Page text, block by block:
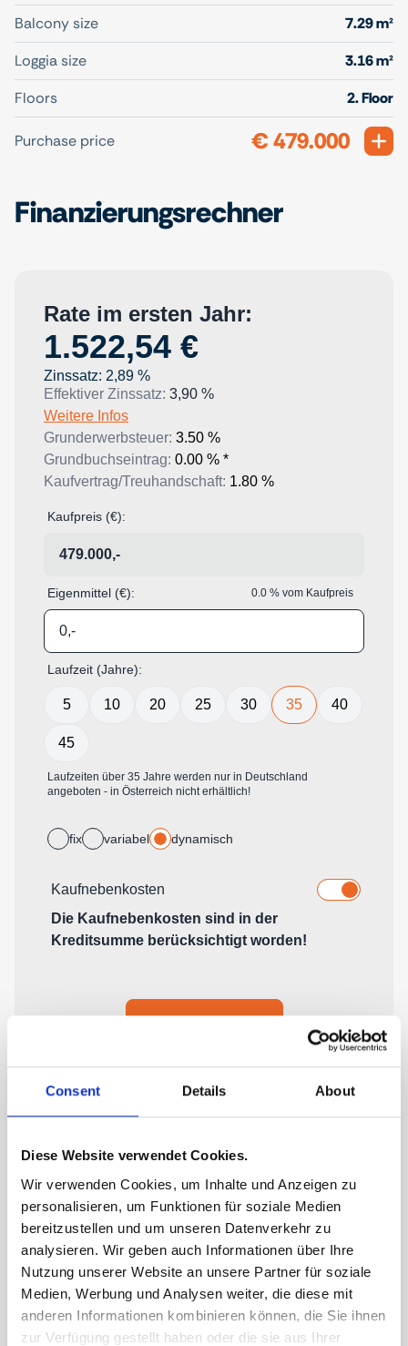
Consent Details About
Diese Website verwendet Cookies.
Wir verwenden Cookies, um Inhalte und Anzeigen zu
personalisieren, um Funktionen für soziale Medien
bereitzustellen und um unseren Datenverkehr zu
analysieren. Wir geben auch Informationen über Ihre
Nutzung unserer Website an unsere Partner für soziale
Medien, Werbung und Analysen weiter, die diese mit
anderen Informationen kombinieren können, die Sie ihnen
zur Verfügung gestellt haben oder die sie aus Ihrer
Balcony size
7.29 m²
Loggia size
3.16 m²
Floors
2. Floor
Purchase price € 479.000
Finanzierungsrechner